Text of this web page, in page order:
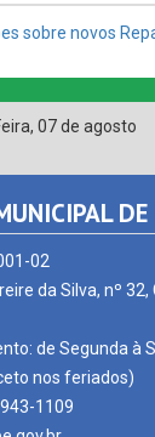
,07 de agosto
DE
02
de Segunda à